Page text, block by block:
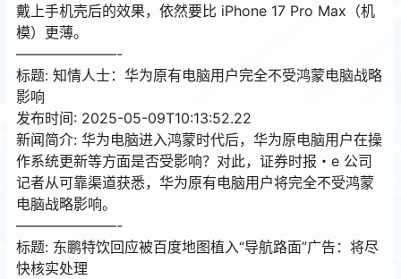
戴上手机壳后的效果，依然要比 iPhone 17 Pro Max（机
模）更薄。
———————-
标题: 知情人士：华为原有电脑用户完全不受鸿蒙电脑战略
影响
发布时间: 2025-05-09T10:13:52.22
新闻简介: 华为电脑进入鸿蒙时代后，华为原电脑用户在操
作系统更新等方面是否受影响？对此，证券时报・e 公司
记者从可靠渠道获悉，华为原有电脑用户将完全不受鸿蒙
电脑战略影响。
———————-
标题: 东鹏特饮回应被百度地图植入“导航路面”广告：将尽
快核实处理